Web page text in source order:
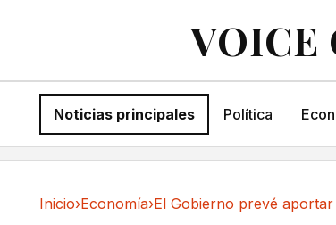
VOICE
Noticias principales Política
Inicio›Economía›